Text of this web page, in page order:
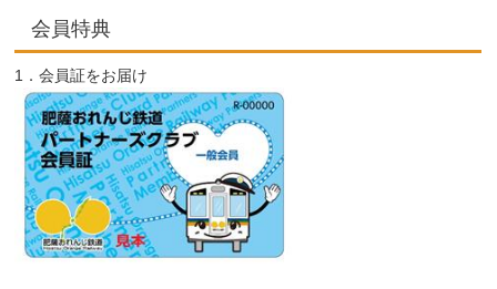
会員特典
1．会員証をお届け